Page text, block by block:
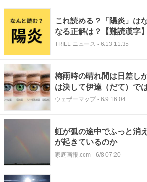
これ読める？「陽炎」は
なる正解は？【難読漢字】
TRILL ニュース - 6/13 11:35
梅雨時の晴れ間は日差し
は決して伊達（だて）で
ウェザーマップ - 6/9 16:04
虹が弧の途中でふっと消
が起きているのか
家庭画報.com - 6/8 07:20